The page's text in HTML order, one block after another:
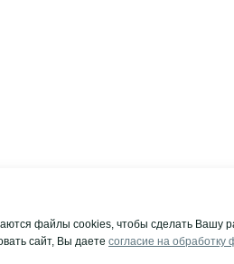
файлы cookies, чтобы сделать Вашу
сайт, Вы даете согласие на обработку